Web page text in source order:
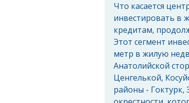
Что касается
инвестировать в
кредитам,
Этот сегмент
метр в жилую
Анатолийской
Ценгелькой,
районы - Гоктурк,